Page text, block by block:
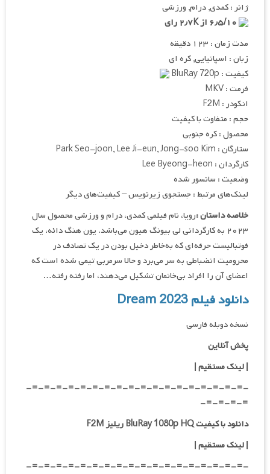
ژانر : کمدی, درام, ورزشی
مدت زمان : ۱۲۳ دقیقه
زبان : اسپانیایی, کره ای
کیفیت : BluRay 720p
فرمت : MKV
انکودر : F2M
حجم : متفاوت با کیفیت
محصول : کره جنوبی
ستارگان : Park Seo-joon, Lee Ji-eun, Jong-soo Kim
کارگردان : Lee Byeong-heon
وضعیت : سانسور شده
لینک‌های مرتبط : جستجوی زیرنویس – کیفیت‌های دیگر
خلاصه داستان :رویا، نام فیلمی کمدی، درام و ورزشی محصول سال
۲۰۲۳ به کارگردانی لی بیونگ هیون می‌باشد. یون هنگ دائه، یک
فوتبالیست حرفه‌ای که به‌خاطر دخیل بودن در یک تصادف در
محرومیت انضباطی به سر می‌برد و حالا سرمربی تیمی شده است که
اعضای آن را افراد بی‌خانمان تشکیل می‌دهند، اما رفته رفته…
دانلود فیلم Dream 2023
نسخه دوبله فارسی
پخش آنلاین
| لینک مستقیم|
-=-=-=-=-=-=-=-=-=-=-=-=-=-=-=-=-=-=-
=-=-=-=-
دانلود با کیفیت BluRay 1080p HQ ریلیز F2M
|لینک مستقیم|
-=-=-=-=-=-=-=-=-=-=-=-=-=-=-=-=-=-=-